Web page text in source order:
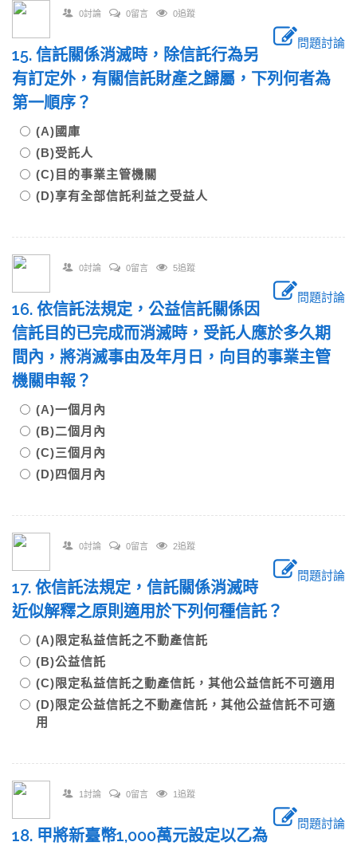
0討論 0留言 0追蹤
問題討論
15. 信託關係消滅時，除信託行為另
有訂定外，有關信託財產之歸屬，下列何者為
第一順序？
(A)國庫
(B)受託人
(C)目的事業主管機關
(D)享有全部信託利益之受益人
0討論 0留言 5追蹤
問題討論
16. 依信託法規定，公益信託關係因
信託目的已完成而消滅時，受託人應於多久期
間內，將消滅事由及年月日，向目的事業主管
機關申報？
(A)一個月內
(B)二個月內
(C)三個月內
(D)四個月內
0討論 0留言 2追蹤
問題討論
17. 依信託法規定，信託關係消滅時
近似解釋之原則適用於下列何種信託？
(A)限定私益信託之不動產信託
(B)公益信託
(C)限定私益信託之動產信託，其他公益信託不可適用
(D)限定公益信託之不動產信託，其他公益信託不可適
用
1討論 0留言 1追蹤
問題討論
18. 甲將新臺幣1,000萬元設定以乙為